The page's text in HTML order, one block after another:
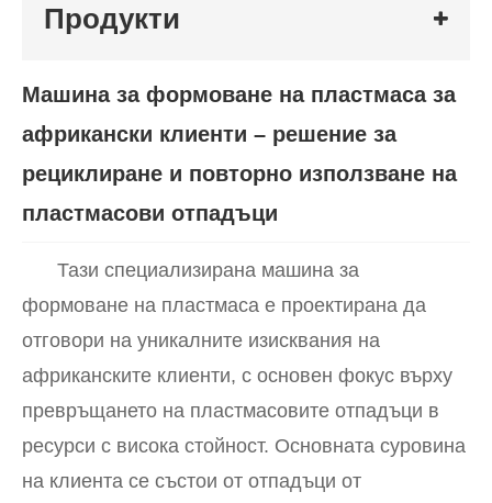
Продукти
Машина за формоване на пластмаса за
африкански клиенти – решение за
рециклиране и повторно използване на
пластмасови отпадъци
Тази специализирана машина за
формоване на пластмаса е проектирана да
отговори на уникалните изисквания на
африканските клиенти, с основен фокус върху
превръщането на пластмасовите отпадъци в
ресурси с висока стойност. Основната суровина
на клиента се състои от отпадъци от